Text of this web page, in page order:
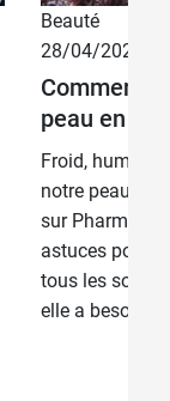
Beauté
28/04/2026
Comment
peau en
Froid,
notre peau est
sur Pharma
astuces pour
tous les soins
elle a besoin